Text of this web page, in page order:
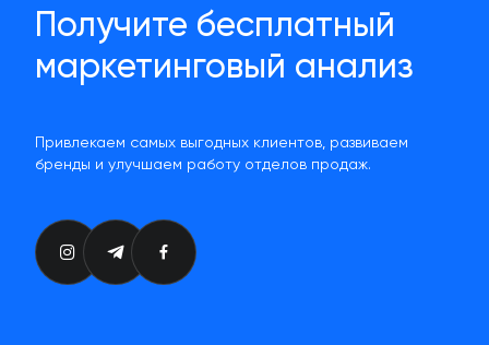
Получите бесплатный
маркетинговый анализ
Привлекаем самых выгодных клиентов, развиваем
бренды и улучшаем работу отделов продаж.